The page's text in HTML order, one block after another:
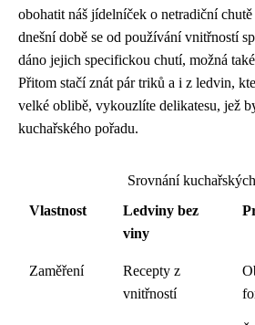
obohatit náš jídelníček o netradiční
dnešní době se od používání vnitřností
dáno jejich specifickou chutí, možná
Přitom stačí znát pár triků a i z ledvin,
velké oblibě, vykouzlíte delikatesu, jež
kuchařského pořadu.
Srovnání
Vlastnost
Ledviny bez
viny
Zaměření
Recepty z
vnitřností